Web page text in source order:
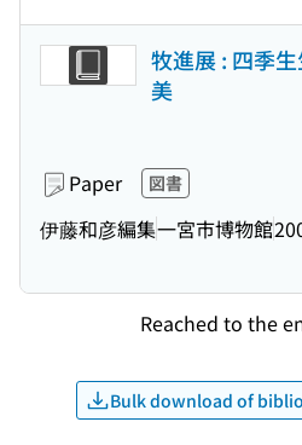
牧進展 : 四季
美
Paper 図書
伊藤和彦編集一宮市博物館
Reached to the
Bulk download of